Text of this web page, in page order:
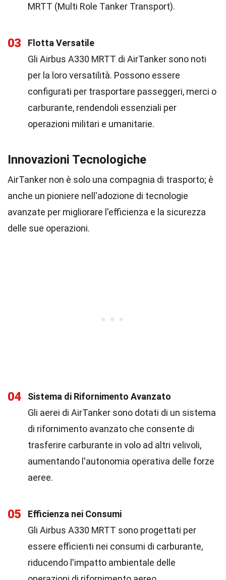
MRTT (Multi Role Tanker Transport).
03
Flotta Versatile
Gli Airbus A330 MRTT di AirTanker sono noti
per la loro versatilità. Possono essere
configurati per trasportare passeggeri, merci o
carburante, rendendoli essenziali per
operazioni militari e umanitarie.
Innovazioni Tecnologiche
AirTanker non è solo una compagnia di trasporto; è
anche un pioniere nell'adozione di tecnologie
avanzate per migliorare l'efficienza e la sicurezza
delle sue operazioni.
04
Sistema di Rifornimento Avanzato
Gli aerei di AirTanker sono dotati di un sistema
di rifornimento avanzato che consente di
trasferire carburante in volo ad altri velivoli,
aumentando l'autonomia operativa delle forze
aeree.
05
Efficienza nei Consumi
Gli Airbus A330 MRTT sono progettati per
essere efficienti nei consumi di carburante,
riducendo l'impatto ambientale delle